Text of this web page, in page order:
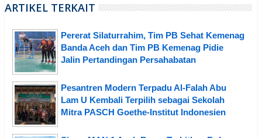
ARTIKEL TERKAIT
Pererat Silaturrahim, Tim PB Sehat Kemenag
Banda Aceh dan Tim PB Kemenag Pidie
Jalin Pertandingan Persahabatan
Pesantren Modern Terpadu Al-Falah Abu
Lam U Kembali Terpilih sebagai Sekolah
Mitra PASCH Goethe-Institut Indonesien